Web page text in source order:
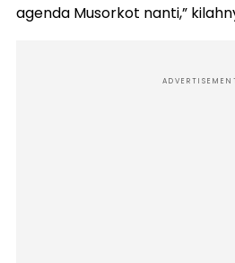
agenda Musorkot nanti,”